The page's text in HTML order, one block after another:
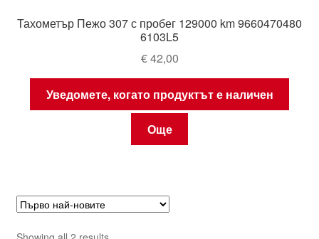
Тахометър Пежо 307 с пробег 129000 km 9660470480
6103L5
€42,00
Уведомете, когато продуктът е наличен
Още
Sorted